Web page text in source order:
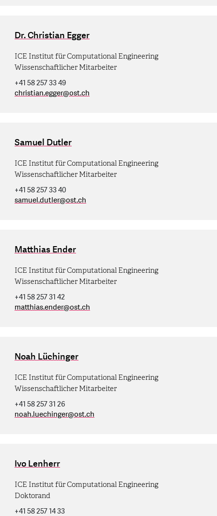
Dr. Christian Egger
ICE Institut für Computational Engineering
Wissenschaftlicher Mitarbeiter
+41 58 257 33 49
christian.egger@ost.ch
Samuel Dutler
ICE Institut für Computational Engineering
Wissenschaftlicher Mitarbeiter
+41 58 257 33 40
samuel.dutler@ost.ch
Matthias Ender
ICE Institut für Computational Engineering
Wissenschaftlicher Mitarbeiter
+41 58 257 31 42
matthias.ender@ost.ch
Noah Lüchinger
ICE Institut für Computational Engineering
Wissenschaftlicher Mitarbeiter
+41 58 257 31 26
noah.luechinger@ost.ch
Ivo Lenherr
ICE Institut für Computational Engineering
Doktorand
+41 58 257 14 33